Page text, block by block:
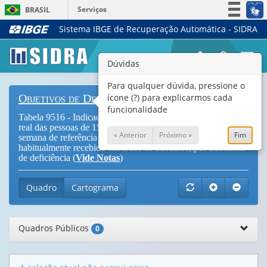
BRASIL
Serviços
Simplifique!
Legislação
Canais
Sistema IBGE de Recuperação Automática - SIDRA
Objetivos de Desenvolvimento Sustentável
Tabela 9516 - Indicador 8.5.1 - Rendimento médio por hora
real das pessoas de 15 anos ou mais de idade ocupadas na
semana de referência com rendimento de trabalho,
habitualmente recebido em todos os trabalhos, por existência
de deficiência (Vide Notas)
Quadro Cartograma
Quadros Públicos 0
Dúvidas
Para qualquer dúvida, pressione o
ícone (?) para explicarmos cada
funcionalidade
« Anterior Próximo » Fim